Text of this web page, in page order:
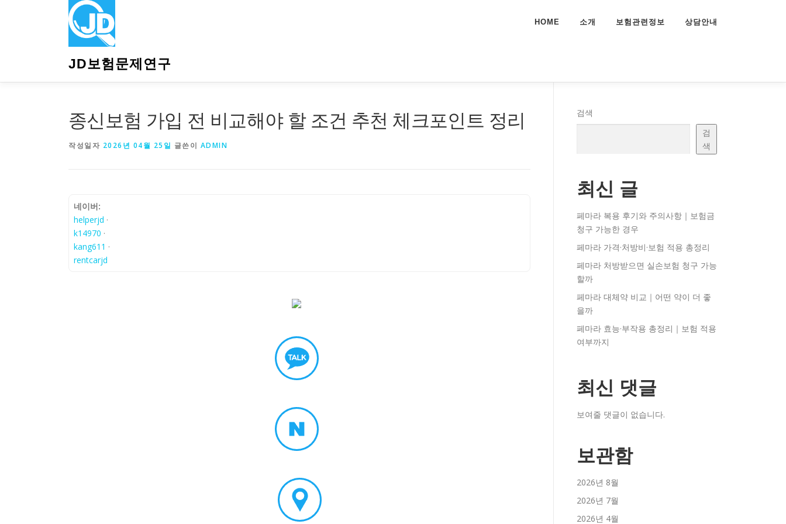
JD보험문제연구
HOME 소개 보험관련정보 상담안내
종신보험 가입 전 비교해야 할 조건 추천 체크포인트 정리
작성일자 2026년 04월 25일 글쓴이 ADMIN
네이버:
helperjd ·
k14970 ·
kang611 ·
rentcarjd
검색
검
색
최신 글
페마라 복용 후기와 주의사항｜보험금
청구 가능한 경우
페마라 가격·처방비·보험 적용 총정리
페마라 처방받으면 실손보험 청구 가능
할까
페마라 대체약 비교｜어떤 약이 더 좋
을까
페마라 효능·부작용 총정리｜보험 적용
여부까지
최신 댓글
보여줄 댓글이 없습니다.
보관함
2026년 8월
2026년 7월
2026년 4월